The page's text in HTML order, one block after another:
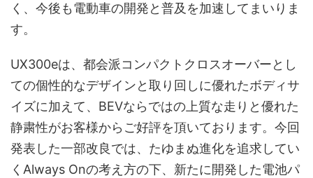
く、今後も電動車の開発と普及を加速してまいりま
す。
UX300eは、都会派コンパクトクロスオーバーとし
ての個性的なデザインと取り回しに優れたボディサ
イズに加えて、BEVならではの上質な走りと優れた
静粛性がお客様からご好評を頂いております。今回
発表した一部改良では、たゆまぬ進化を追求してい
くAlways Onの考え方の下、新たに開発した電池パ